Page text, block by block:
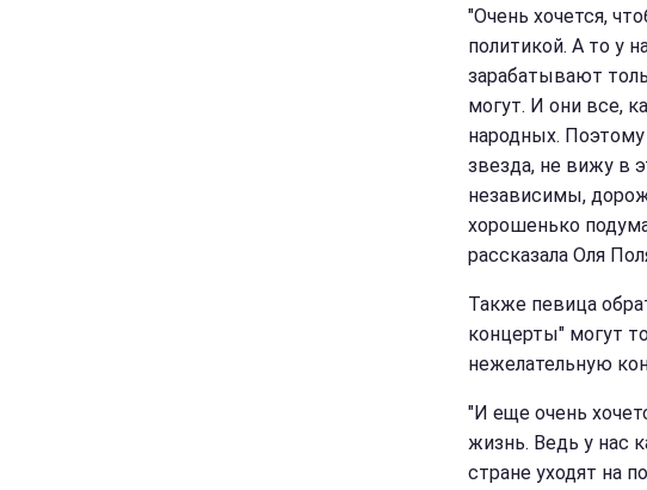
"Очень хочется,
политикой. А то у
зарабатывают
могут. И они все,
народных.
звезда, не вижу в
независимы,
хорошенько
рассказала Оля
Также певица
концерты" могут
нежелательную
"И еще очень
жизнь. Ведь у нас
стране уходят на